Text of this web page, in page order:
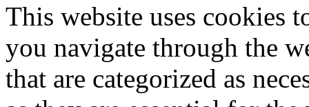
This website uses cookies
you navigate through the
that are categorized as